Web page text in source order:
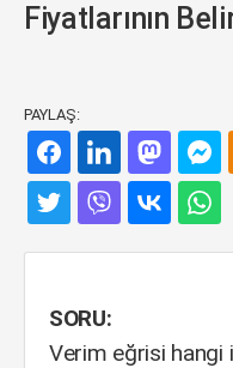
Fiyatlarının
PAYLAŞ:
SORU:
Verim eğrisi hangi